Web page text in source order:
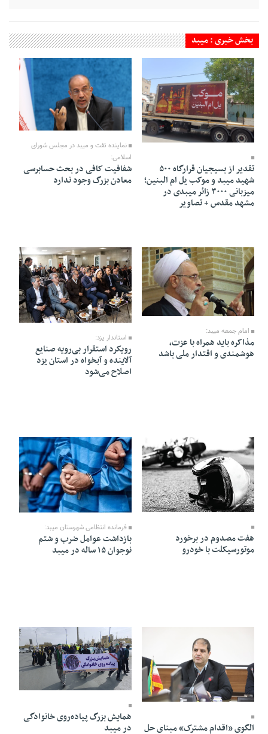
بخش خبری : میبد
16 Tir 1405 - 13:52
تقدیر از بسیجیان قرارگاه ۵۰۰
شهید میبد و موکب یل ام البنین؛
میزبانی ۳۰۰۰ زائر میبدی در
مشهد مقدس + تصاویر
نماینده تفت و میبد در مجلس شورای
اسلامی:
شفافیت کافی در بحث حسابرسی
معادن بزرگ وجود ندارد
15 Khordad 1405 - 17:38
امام جمعه میبد:
مذاکره باید همراه با عزت،
هوشمندی و اقتدار ملی باشد
13 Khordad 1405 - 17:12
استاندار یزد:
رویکرد استقرار بی‌رویه صنایع
آلاینده و آبخواه در استان یزد
اصلاح می‌شود
12 Ordibehesht 1405 - 13:21
هفت مصدوم در برخورد
موتورسیکلت با خودرو
01 Ordibehesht 1405 - 15:46
فرمانده انتظامی شهرستان میبد:
بازداشت عوامل ضرب و شتم
نوجوان ۱۵ ساله در میبد
20 Bahman 1404 - 20:22
الگوی «اقدام مشترک» مبنای حل
15 Bahman 1404 - 19:02
همایش بزرگ پیاده‌روی خانوادگی
در میبد